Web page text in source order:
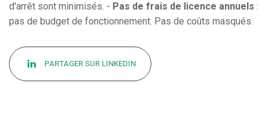
d'arrêt sont minimisés. - Pas de frais de licence annuels :
pas de budget de fonctionnement. Pas de coûts masqués.
PARTAGER SUR LINKEDIN